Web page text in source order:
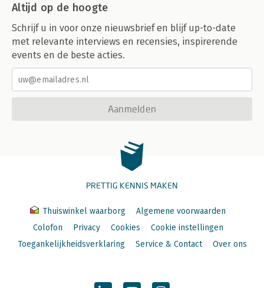
Altijd op de hoogte
Schrijf u in voor onze nieuwsbrief en blijf up-to-date
met relevante interviews en recensies, inspirerende
events en de beste acties.
Aanmelden
PRETTIG KENNIS MAKEN
Thuiswinkel waarborg
Algemene voorwaarden
Colofon
Privacy Cookies
Cookie instellingen
Toegankelijkheidsverklaring
Service & Contact Over ons